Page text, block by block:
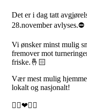
Det er i dag tatt
28.november avlyses.⛔
Vi ønsker minst mulig
fremover mot
friske.🤞🏻
Vær mest mulig
lokalt og
🤾‍♂️❤🤾‍♀️